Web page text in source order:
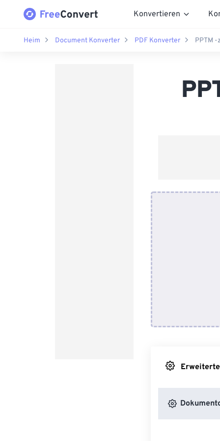
Konvertieren
Heim Document Konverter PDF Konverter PPTM